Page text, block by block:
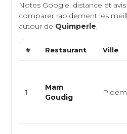
Notes Google, distance et
comparer rapidement les
autour de Quimperle.
# Restaurant Ville
1
Mam
Goudig